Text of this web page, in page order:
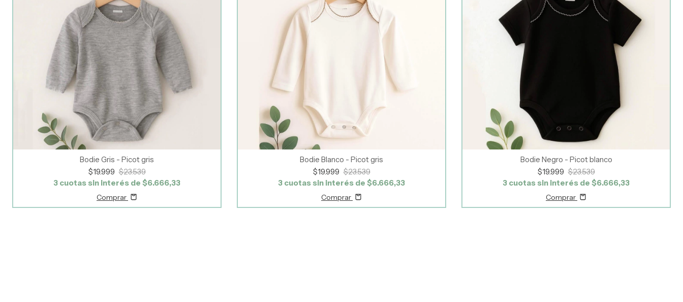
Bodie Gris - Picot gris
$19.999 $23.539
3 cuotas sin interés de $6.666,33
Comprar
Bodie Blanco - Picot gris
$19.999 $23.539
3 cuotas sin interés de $6.666,33
Comprar
Bodie Negro - Picot blanco
$19.999 $23.539
3 cuotas sin interés de $6.666,33
Comprar